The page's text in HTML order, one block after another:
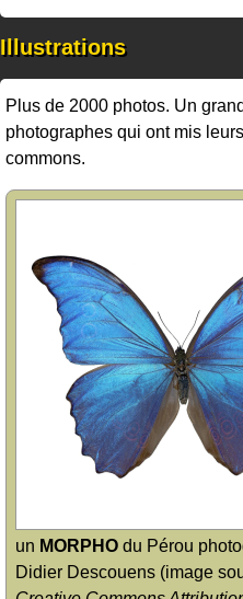
Illustrations
Plus de 2000 photos. Un
photographes qui ont mis
commons.
un MORPHO du Pérou
Didier Descouens (image